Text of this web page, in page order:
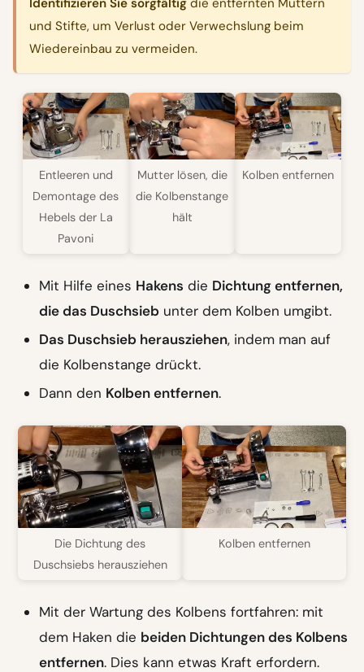
Identifizieren Sie sorgfältig die entfernten Muttern
und Stifte, um Verlust oder Verwechslung beim
Wiedereinbau zu vermeiden.
Entleeren und
Demontage des
Hebels der La
Pavoni
Mutter lösen, die
die Kolbenstange
hält
Kolben entfernen
Mit Hilfe eines Hakens die Dichtung entfernen,
die das Duschsieb unter dem Kolben umgibt.
Das Duschsieb herausziehen, indem man auf
die Kolbenstange drückt.
Dann den Kolben entfernen.
Die Dichtung des
Duschsiebs herausziehen
Kolben entfernen
Mit der Wartung des Kolbens fortfahren: mit
dem Haken die beiden Dichtungen des Kolbens
entfernen. Dies kann etwas Kraft erfordern.